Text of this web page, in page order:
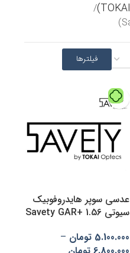
فیلترها
عدسی سوپر هایدروفوبیک
سیوتی Savety GAR+ 1.56
5.100.000 تومان –